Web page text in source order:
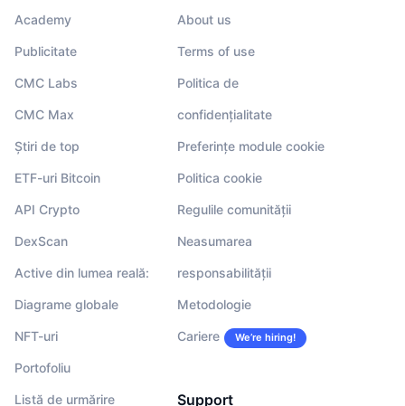
Academy
Publicitate
CMC Labs
CMC Max
Știri de top
ETF-uri Bitcoin
API Crypto
DexScan
Active din lumea reală:
Diagrame globale
NFT-uri
Portofoliu
Listă de urmărire
About us
Terms of use
Politica de
confidențialitate
Preferințe module cookie
Politica cookie
Regulile comunității
Neasumarea
responsabilității
Metodologie
Cariere We’re hiring!
Support